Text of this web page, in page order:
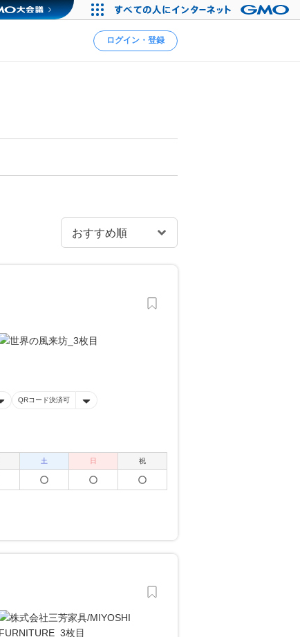
ログイン・登録
QRコード決済可
土 日 祝